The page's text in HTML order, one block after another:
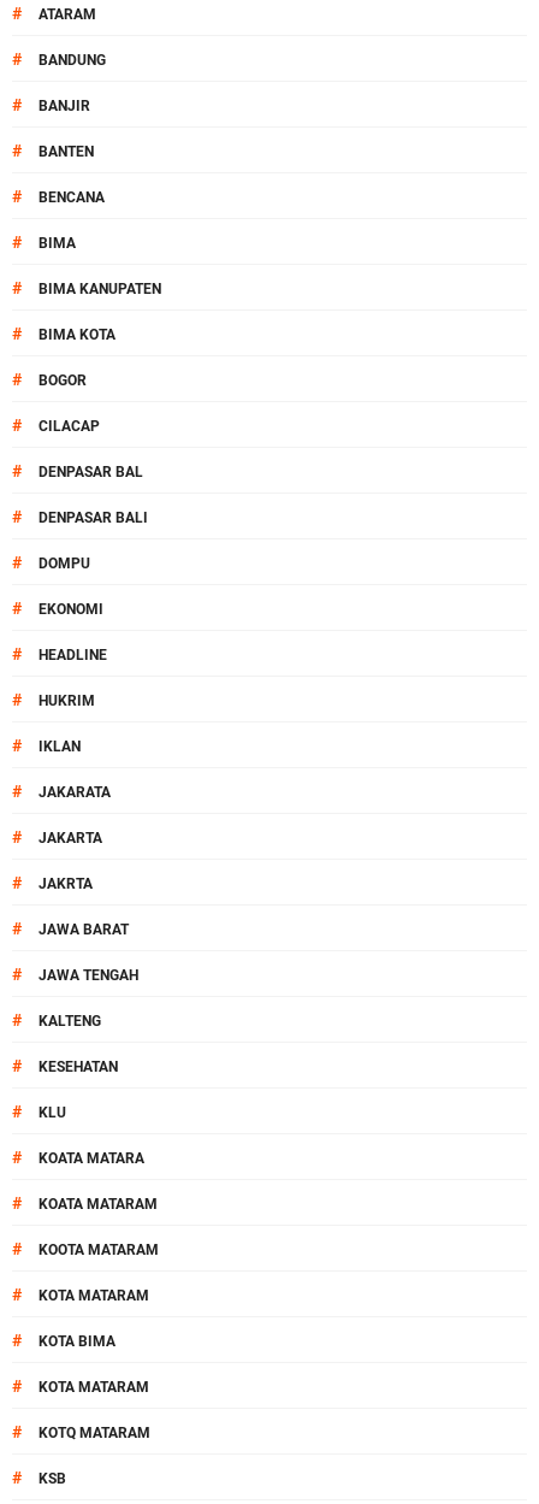
# ATARAM
# BANDUNG
# BANJIR
# BANTEN
# BENCANA
# BIMA
# BIMA KANUPATEN
# BIMA KOTA
# BOGOR
# CILACAP
# DENPASAR BAL
# DENPASAR BALI
# DOMPU
# EKONOMI
# HEADLINE
# HUKRIM
# IKLAN
# JAKARATA
# JAKARTA
# JAKRTA
# JAWA BARAT
# JAWA TENGAH
# KALTENG
# KESEHATAN
# KLU
# KOATA MATARA
# KOATA MATARAM
# KOOTA MATARAM
# KOTA MATARAM
# KOTA BIMA
# KOTA MATARAM
# KOTQ MATARAM
# KSB